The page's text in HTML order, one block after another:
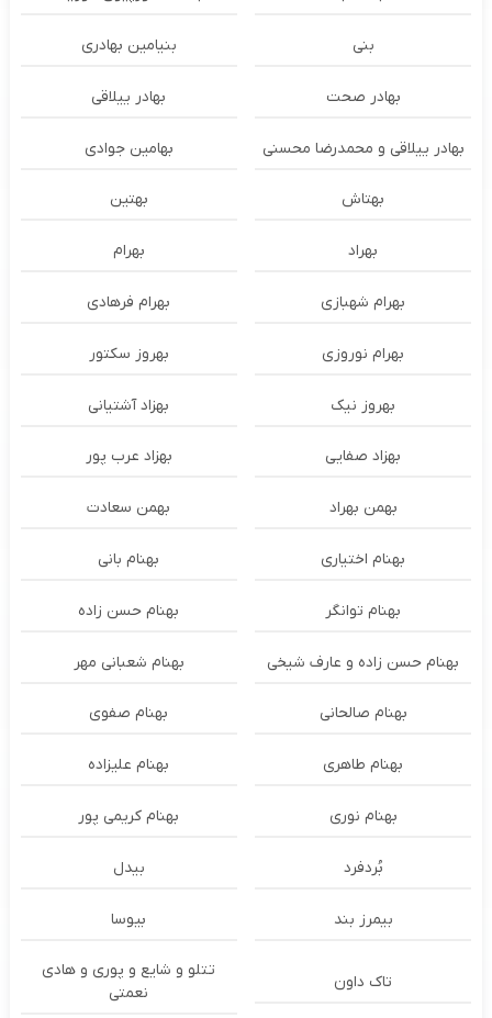
بنی بنیامین بهادری
بهادر صحت بهادر ییلاقی
بهادر ییلاقی و محمدرضا محسنی بهامین جوادی
بهتاش بهتین
بهراد بهرام
بهرام شهبازی بهرام فرهادی
بهرام نوروزی بهروز سکتور
بهروز نیک بهزاد آشتیانی
بهزاد صفایی بهزاد عرب پور
بهمن بهراد بهمن سعادت
بهنام اختیاری بهنام بانی
بهنام توانگر بهنام حسن زاده
بهنام حسن زاده و عارف شیخی بهنام شعبانی مهر
بهنام صالحانی بهنام صفوی
بهنام طاهری بهنام علیزاده
بهنام نوری بهنام کریمی پور
بُردفرد بیدل
بیمرز بند بیوسا
تاک داون
تتلو و شایع و پوری و هادی
نعمتی